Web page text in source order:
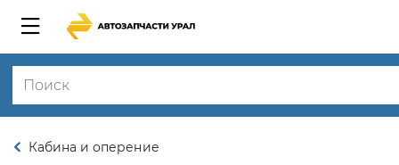
Кабина и оперение